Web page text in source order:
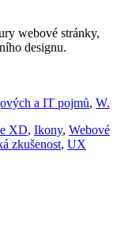
webové stránky,
designu.
a IT pojmů, W.
XD, Ikony, Webové
zkušenost, UX